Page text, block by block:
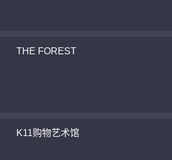
THE FOREST
K11购物艺术馆